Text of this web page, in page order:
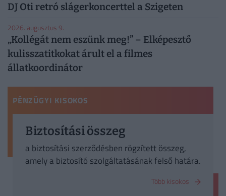
DJ Oti retró slágerkoncerttel a Szigeten
2026. augusztus 9.
„Kollégát nem eszünk meg!” – Elképesztő
kulisszatitkokat árult el a filmes
állatkoordinátor
PÉNZÜGYI KISOKOS
Biztosítási összeg
a biztosítási szerződésben rögzített összeg,
amely a biztosító szolgáltatásának felső határa.
Több kisokos